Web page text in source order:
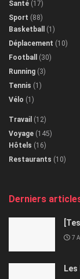
Santé (17)
Sport (88)
Basketball
(1)
Déplacement (10)
Football
(30)
Running (3)
Tennis (1)
Vélo (1)
Travail (12)
Voyage (145)
Hôtels (16)
Restaurants (10)
Derniers
7
Les